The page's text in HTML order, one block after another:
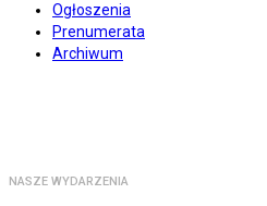
Ogłoszenia
Prenumerata
Archiwum
NASZE WYDARZENIA